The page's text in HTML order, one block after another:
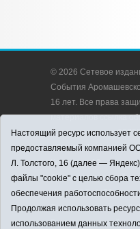
© 2026 Сетевое
События
16 лет. Все права
материалов ссылка
Адрес редакции:
область,
Кирова, д. 13.
Адрес электронной
strudu72@obl72.ru
Телефон редакции: 8
Регистрационный
Настоящий ресурс использует
предоставляемый компанией
Л. Толстого, 16 (далее —
файлы "cookie" с целью сбора
обеспечения
Продолжая использовать
использованием данных